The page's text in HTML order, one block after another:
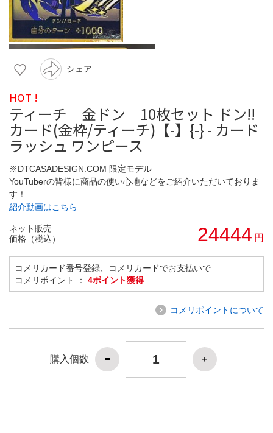
シェア
HOT !
ティーチ 金ドン 10枚セット ドン!!
カード(金枠/ティーチ)【-】{-} - カード
ラッシュ ワンピース
※DTCASADESIGN.COM 限定モデル
YouTuberの皆様に商品の使い心地などをご紹介いただいておりま
す！
紹介動画はこちら
ネット販売
価格（税込）
24444 円
コメリカード番号登録、コメリカードでお支払いで
コメリポイント ： 4ポイント獲得
コメリポイントについて
購入個数